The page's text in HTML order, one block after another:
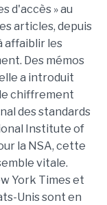
d'accès » au
articles, depuis
affaiblir les
Des mémos
a introduit
chiffrement
des standards
Institute of
la NSA, cette
vitale.
York Times et
Unis sont en